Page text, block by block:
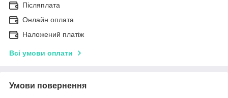
Післяплата
Онлайн оплата
Наложений платіж
Всі умови оплати
Умови повернення